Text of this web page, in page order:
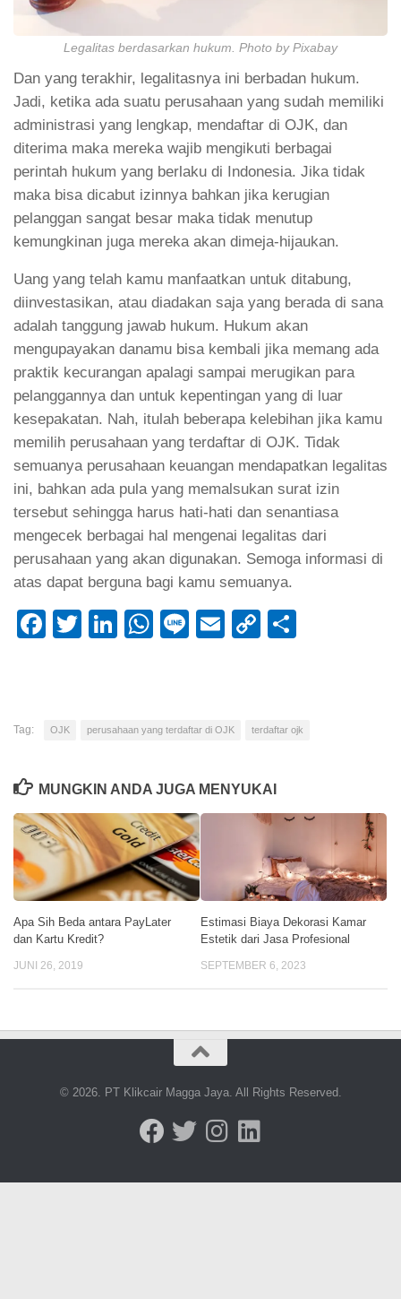
Legalitas berdasarkan hukum. Photo by Pixabay
Dan yang terakhir, legalitasnya ini berbadan hukum.
Jadi, ketika ada suatu perusahaan yang sudah memiliki
administrasi yang lengkap, mendaftar di OJK, dan
diterima maka mereka wajib mengikuti berbagai
perintah hukum yang berlaku di Indonesia. Jika tidak
maka bisa dicabut izinnya bahkan jika kerugian
pelanggan sangat besar maka tidak menutup
kemungkinan juga mereka akan dimeja-hijaukan.
Uang yang telah kamu manfaatkan untuk ditabung,
diinvestasikan, atau diadakan saja yang berada di sana
adalah tanggung jawab hukum. Hukum akan
mengupayakan danamu bisa kembali jika memang ada
praktik kecurangan apalagi sampai merugikan para
pelanggannya dan untuk kepentingan yang di luar
kesepakatan. Nah, itulah beberapa kelebihan jika kamu
memilih perusahaan yang terdaftar di OJK. Tidak
semuanya perusahaan keuangan mendapatkan legalitas
ini, bahkan ada pula yang memalsukan surat izin
tersebut sehingga harus hati-hati dan senantiasa
mengecek berbagai hal mengenai legalitas dari
perusahaan yang akan digunakan. Semoga informasi di
atas dapat berguna bagi kamu semuanya.
Facebook
TwitterLinkedIn
WhatsApp
LineEmailCopy
Tag: OJK perusahaan yang terdaftar di OJK terdaftar ojk
MUNGKIN ANDA JUGA MENYUKAI
Apa Sih Beda antara PayLater
dan Kartu Kredit?
JUNI 26, 2019
Estimasi Biaya Dekorasi Kamar
Estetik dari Jasa Profesional
SEPTEMBER 6, 2023
© 2026. PT Klikcair Magga Jaya. All Rights Reserved.